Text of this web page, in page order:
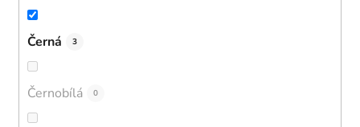
Černá 3
Černobílá 0